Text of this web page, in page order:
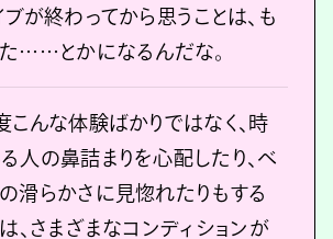
ブが終わってから思うことは、も
……とかになるんだな。
こんな体験ばかりではなく、時
人の鼻詰まりを心配したり、ベ
滑らかさに見惚れたりもする
、さまざまなコンディションが